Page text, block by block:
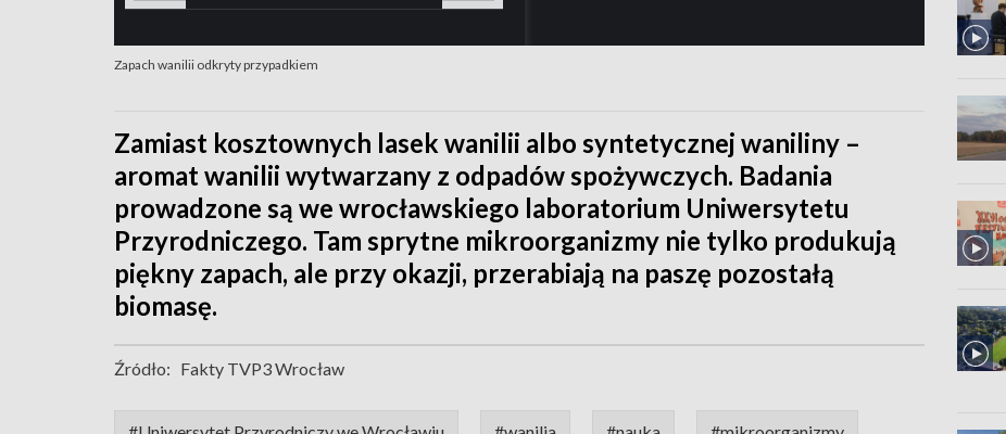
Zapach wanilii odkryty przypadkiem
Zamiast kosztownych lasek wanilii albo syntetycznej waniliny –
aromat wanilii wytwarzany z odpadów spożywczych. Badania
prowadzone są we wrocławskiego laboratorium Uniwersytetu
Przyrodniczego. Tam sprytne mikroorganizmy nie tylko produkują
piękny zapach, ale przy okazji, przerabiają na paszę pozostałą
biomasę.
Źródło: Fakty TVP3 Wrocław